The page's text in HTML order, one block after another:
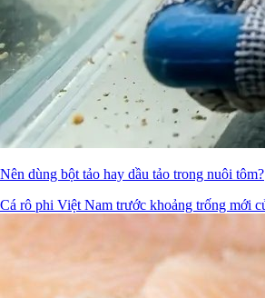
Nên dùng bột tảo hay dầu tảo trong nuôi tôm?
Cá rô phi Việt Nam trước khoảng trống mới